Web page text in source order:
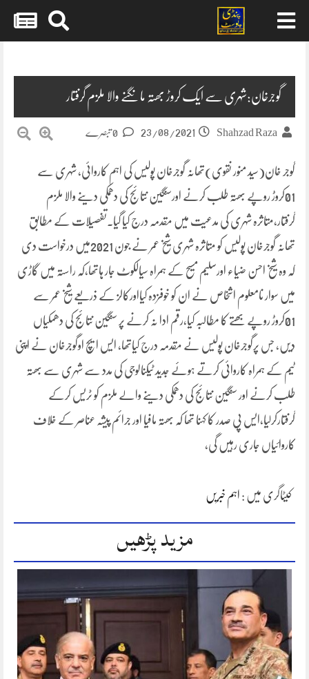
گوجرخان:شہری سے ایک کروڑ بھتہ مانگنے والا ملزم گرفتار
Shahzad Raza
23/08/2021
گوجر خان(سید منور نقوی)تھانہ گوجرخان پولیس کی اہم کاروائی، شہری سے
01کروڑ روپے بھتہ طلب کرنے اورسنگین نتائج کی دھمکی دینے والا ملزم
گرفتار،متاثرہ شہری کی مدعیت میں مقدمہ درج کیا گیا۔تفصیلات کے مطابق
تھانہ گوجرخان پولیس کو متاثرہ شہری شیخ عمر نے جون 2021میں درخواست دی
کہ وہ شیخ احسن ضیاء اورسلیم مسیح کے ہمراہ سیالکوٹ جار ہاتھا،کہ راستہ میں گاڑی
میں سوار نامعلوم اشخاص نے ان کو خوفزدہ کیااورکالز کے ذریعے شیخ عمر سے
01کروڑ روپے بھتے کا مطالبہ کیا،رقم ادا نہ کرنے پر سنگین نتائج کی دھمکیاں
دیں، جس پرگوجرخان پولیس نے مقدمہ درج کیاتھا، ایس ایچ اوگوجرخان نے اپنی
ٹیم کے ہمراہ کاروائی کرتے ہوئے جدید ٹیکنالوجی کی مدد سے شہری سے بھتہ
طلب کرنے اور سنگین نتائج کی دھمکی دینے والے ملزم کو ٹریس کرکے
گرفتارکرلیا،ایس پی صدر کا کہنا تھا کہ بھتہ مافیا اور جرائم پیشہ عناصر کے خلاف
کاروائیاں جاری رہیں گی،
کیٹاگری میں : اہم خبریں
مزید پڑھیں